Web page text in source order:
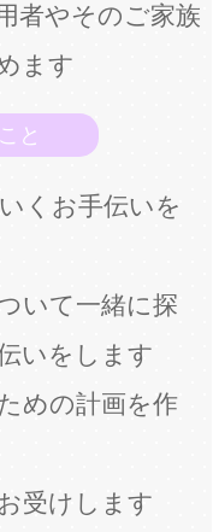
者やそのご家族
ます
と
くお手伝いを
いて一緒に探
いをします
めの計画を作
受けします